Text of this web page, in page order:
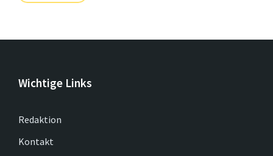
Wichtige Links
Redaktion
Kontakt